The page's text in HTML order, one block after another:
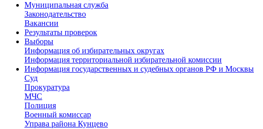
Муниципальная служба
Законодательство
Вакансии
Результаты проверок
Выборы
Информация об избирательных округах
Информация территориальной избирательной комиссии
Информация государственных и судебных органов РФ и Москвы
Суд
Прокуратура
МЧС
Полиция
Военный комиссар
Управа района Кунцево